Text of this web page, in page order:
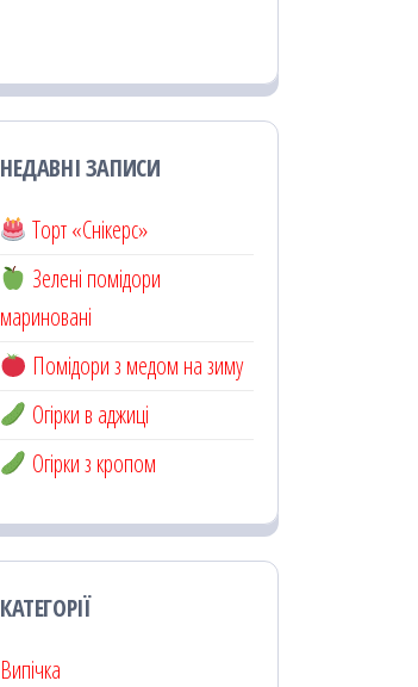
НЕДАВНІ ЗАПИСИ
Торт «Снікерс»
Зелені помідори
мариновані
Помідори з медом на зиму
Огірки в аджиці
Огірки з кропом
КАТЕГОРІЇ
Випічка